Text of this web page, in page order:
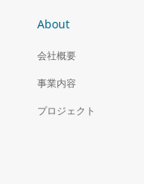
About
会社概要
事業内容
プロジェクト